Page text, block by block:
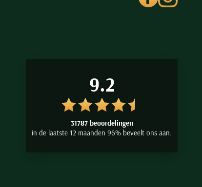
9.2
31787 beoordelingen
in de laatste 12 maanden 96% beveelt ons aan.